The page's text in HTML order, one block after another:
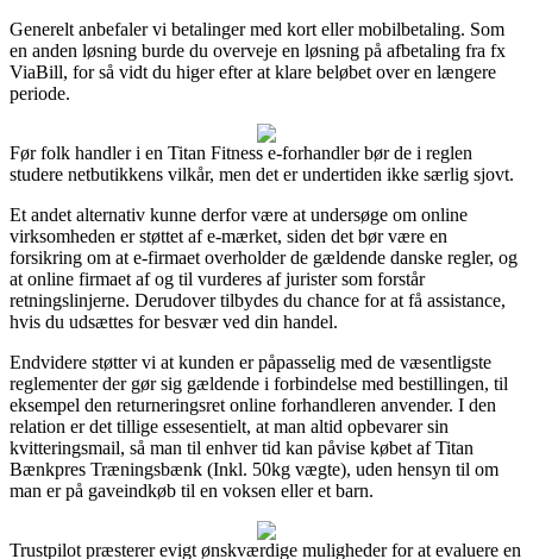
Generelt anbefaler vi betalinger med kort eller mobilbetaling. Som
en anden løsning burde du overveje en løsning på afbetaling fra fx
ViaBill, for så vidt du higer efter at klare beløbet over en længere
periode.
Før folk handler i en Titan Fitness e-forhandler bør de i reglen
studere netbutikkens vilkår, men det er undertiden ikke særlig sjovt.
Et andet alternativ kunne derfor være at undersøge om online
virksomheden er støttet af e-mærket, siden det bør være en
forsikring om at e-firmaet overholder de gældende danske regler, og
at online firmaet af og til vurderes af jurister som forstår
retningslinjerne. Derudover tilbydes du chance for at få assistance,
hvis du udsættes for besvær ved din handel.
Endvidere støtter vi at kunden er påpasselig med de væsentligste
reglementer der gør sig gældende i forbindelse med bestillingen, til
eksempel den returneringsret online forhandleren anvender. I den
relation er det tillige essesentielt, at man altid opbevarer sin
kvitteringsmail, så man til enhver tid kan påvise købet af Titan
Bænkpres Træningsbænk (Inkl. 50kg vægte), uden hensyn til om
man er på gaveindkøb til en voksen eller et barn.
Trustpilot præsterer evigt ønskværdige muligheder for at evaluere en